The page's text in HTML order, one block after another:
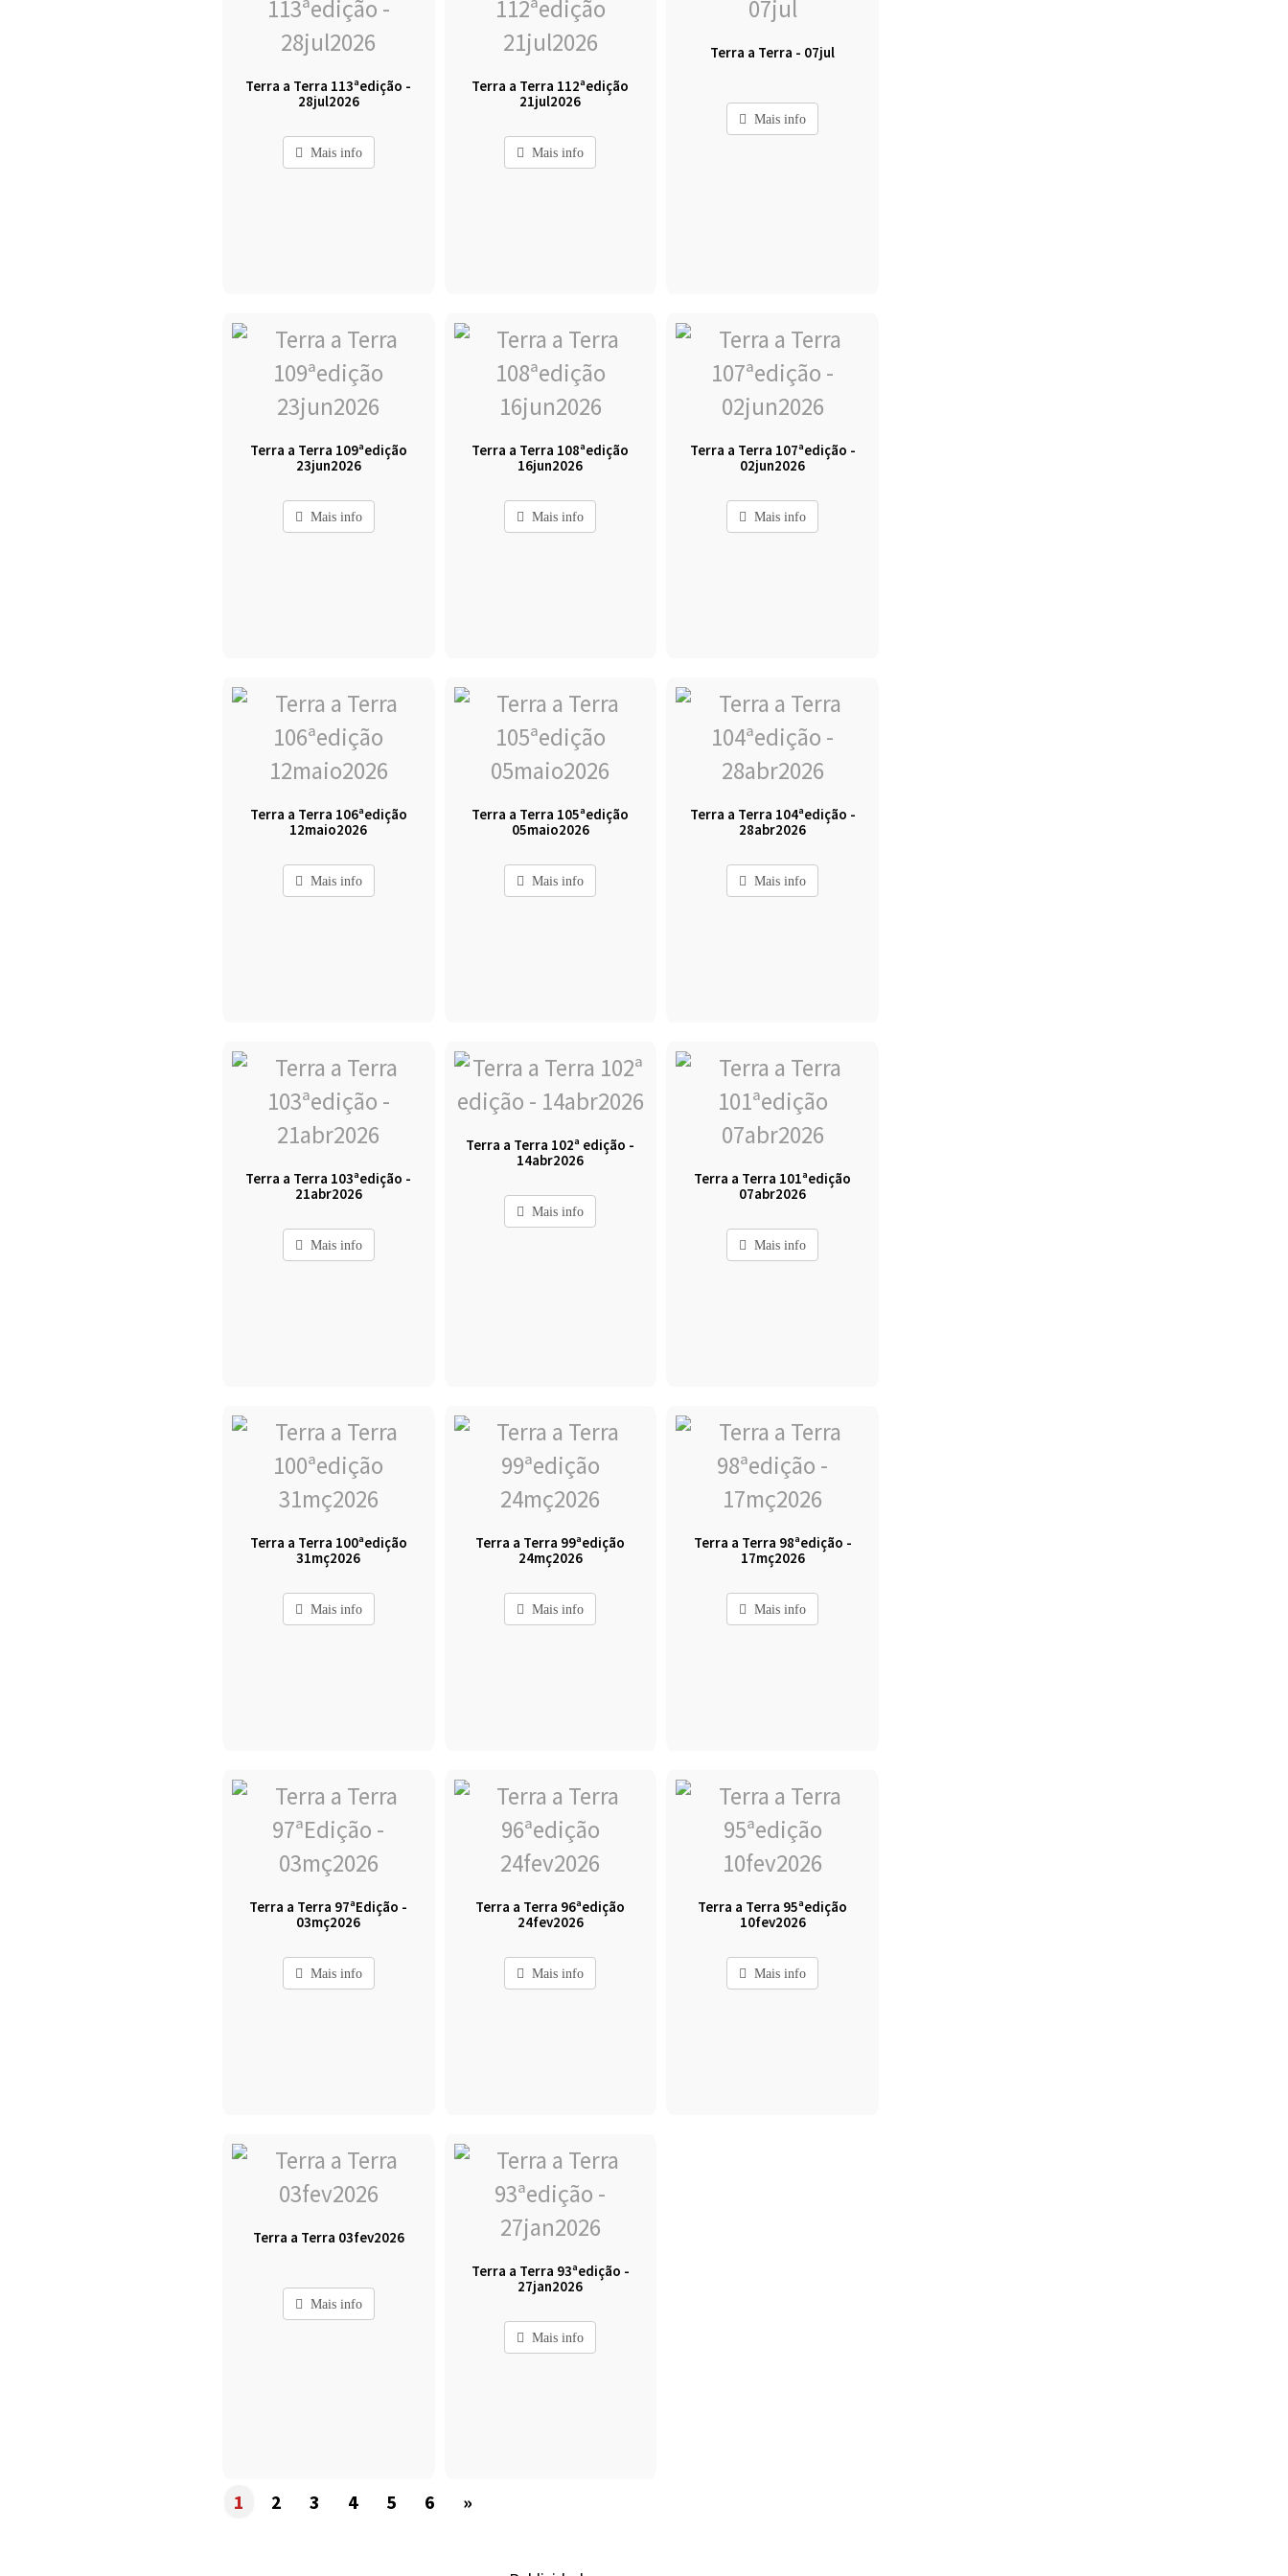
Terra a Terra 113ªedição -
28jul2026
Mais info
Terra a Terra 112ªedição
21jul2026
Mais info
Terra a Terra - 07jul
Mais info
Terra a Terra 109ªedição
23jun2026
Mais info
Terra a Terra 108ªedição
16jun2026
Mais info
Terra a Terra 107ªedição -
02jun2026
Mais info
Terra a Terra 106ªedição
12maio2026
Mais info
Terra a Terra 105ªedição
05maio2026
Mais info
Terra a Terra 104ªedição -
28abr2026
Mais info
Terra a Terra 103ªedição -
21abr2026
Mais info
Terra a Terra 102ª edição -
14abr2026
Mais info
Terra a Terra 101ªedição
07abr2026
Mais info
Terra a Terra 100ªedição
31mç2026
Mais info
Terra a Terra 99ªedição
24mç2026
Mais info
Terra a Terra 98ªedição -
17mç2026
Mais info
Terra a Terra 97ªEdição -
03mç2026
Mais info
Terra a Terra 96ªedição
24fev2026
Mais info
Terra a Terra 95ªedição
10fev2026
Mais info
Terra a Terra 03fev2026
Mais info
Terra a Terra 93ªedição -
27jan2026
Mais info
1 2 3 4 5 6 »